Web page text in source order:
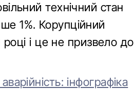
технічний стан
1%. Корупційний
році і це не призвело до
інфографіка